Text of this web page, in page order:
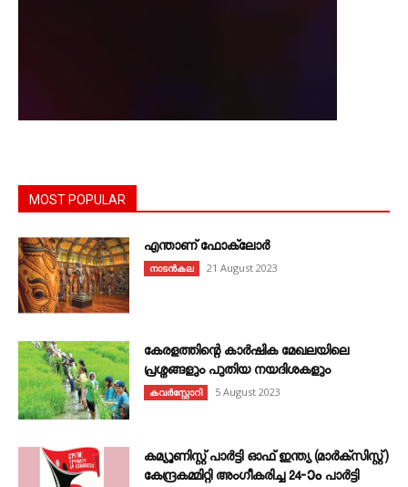
MOST POPULAR
എന്താണ്‌ ഫോക്‌ലോർ
നാടൻകല 21 August 2023
കേരളത്തിന്റെ കാർഷിക മേഖലയിലെ
പ്രശ്നങ്ങളും പുതിയ നയദിശകളും
കവര്‍സ്റ്റോറി 5 August 2023
കമ്യൂണിസ്റ്റ് പാർട്ടി ഓഫ് ഇന്ത്യ (മാർക്സിസ്റ്റ്)
കേന്ദ്രകമ്മിറ്റി അംഗീകരിച്ച 24‐ാം പാർട്ടി